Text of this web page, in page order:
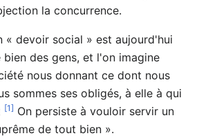
la concurrence.
« devoir social » est aujourd'hui
des gens, et l'on imagine
nous donnant ce dont nous
sommes ses obligés, à elle à qui
[1] On persiste à vouloir servir un
de tout bien ».